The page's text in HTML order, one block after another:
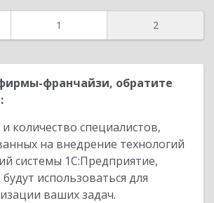
1 2
франчайзи, обратите
количество специалистов,
на внедрение технологий
системы 1С:Предприятие,
использоваться для
ваших задач.